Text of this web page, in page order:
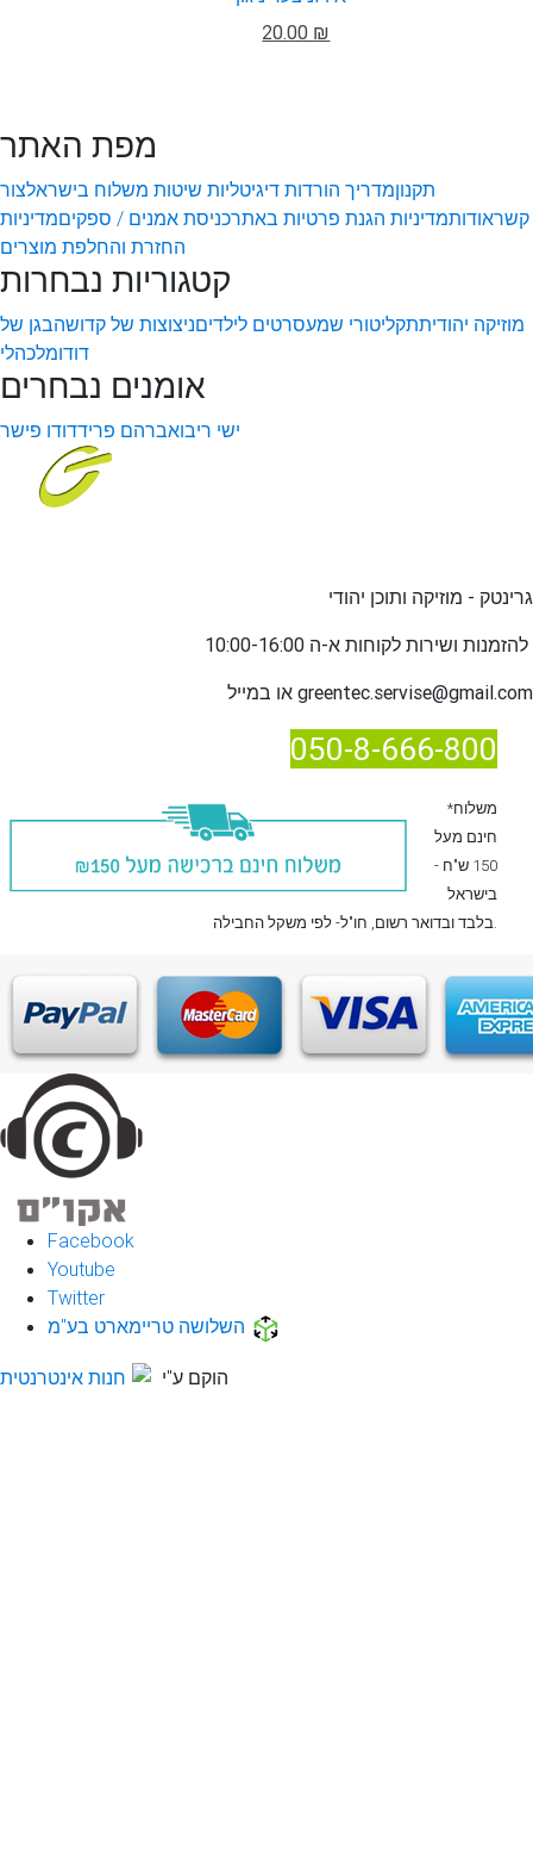
20.00 ₪
מפת האתר
תקנוןמדריך הורדות דיגיטליות שיטות משלוח בישראלצור
קשראודותמדיניות הגנת פרטיות באתרכניסת אמנים / ספקיםמדיניות
החזרת והחלפת מוצרים
קטגוריות נבחרות
מוזיקה יהודיתתקליטורי שמעסרטים לילדיםניצוצות של קדושהבגן של
דודומלכהלי
אומנים נבחרים
ישי ריבואברהם פרידדודו פישר
גרינטק - מוזיקה ותוכן יהודי
להזמנות ו
greentec.servise@gmail.com
050-8-666-800
*משלוח
חינם מעל
150 ש"ח -
בישראל
בלבדובדואר רשום , חו"ל- לפי משקל החבילה.
Facebook
Youtube
Twitter
השלושה טריימארט בע"מ
הוקם ע"י חנות אינטרנטית